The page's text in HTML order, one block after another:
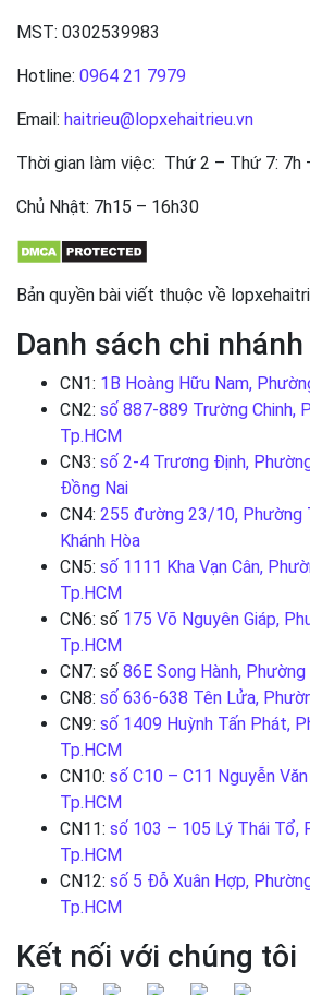
MST: 0302539983
Hotline: 0964 21 7979
Email: haitrieu@lopxehaitrieu.vn
Thời gian làm việc: Thứ 2 – Thứ 7: 7h
Chủ Nhật: 7h15 – 16h30
Bản quyền bài viết thuộc về
Danh sách chi nhánh
CN1: 1B Hoàng Hữu Nam,
CN2: số 887-889 Trường Chinh,
Tp.HCM
CN3: số 2-4 Trương Định,
Đồng Nai
CN4: 255 đường 23/10, Phường
Khánh Hòa
CN5: số 1111 Kha Vạn Cân,
Tp.HCM
CN6: số 175 Võ Nguyên Giáp,
Tp.HCM
CN7: số 86E Song Hành,
CN8: số 636-638 Tên Lửa,
CN9: số 1409 Huỳnh Tấn Phát,
Tp.HCM
CN10: số C10 – C11 Nguyễn
Tp.HCM
CN11: số 103 – 105 Lý Thái Tổ,
Tp.HCM
CN12: số 5 Đỗ Xuân Hợp,
Tp.HCM
Kết nối với chúng tôi